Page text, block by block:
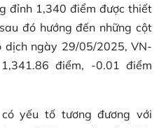
đỉnh 1,340 điểm được thiết
đó hướng đến những cột
dịch ngày 29/05/2025, VN-
điểm, -0.01 điểm
yếu tố tương đương với